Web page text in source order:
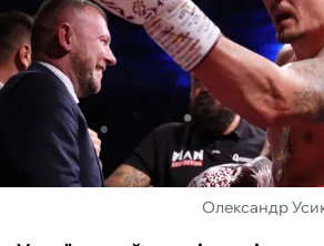
ФУТЗАЛ
ІНШІ
БУКМЕКЕРИ
Олександр